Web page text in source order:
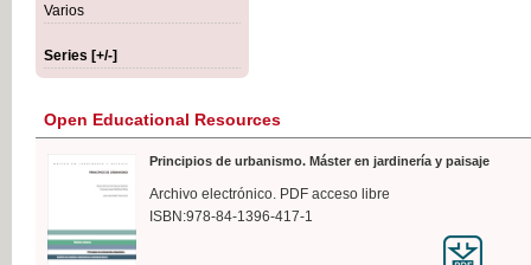
Varios
Series [+/-]
Open Educational Resources
Principios de urbanismo. Máster en jardinería y paisaje
Archivo electrónico. PDF acceso libre
ISBN:978-84-1396-417-1